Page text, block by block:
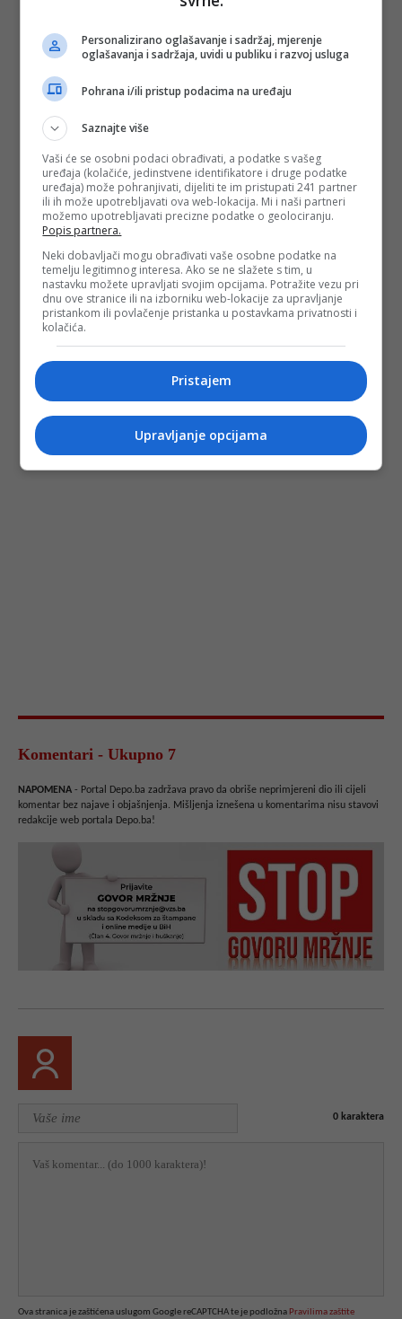
Komentari - Ukupno 7
NAPOMENA - Portal Depo.ba zadržava pravo da obriše neprimjereni dio ili cijeli
komentar bez najave i objašnjenja. Mišljenja iznešena u komentarima nisu stavovi
redakcije web portala Depo.ba!
0 karaktera
Ova stranica je zaštićena uslugom Google reCAPTCHA te je podložna Pravilima zaštite
Personalizirano oglašavanje i sadržaj, mjerenje
oglašavanja i sadržaja, uvidi u publiku i razvoj usluga
Pohrana i/ili pristup podacima na uređaju
Saznajte više
Vaši će se osobni podaci obrađivati, a podatke s vašeg
uređaja (kolačiće, jedinstvene identifikatore i druge podatke
uređaja) može pohranjivati, dijeliti te im pristupati 241 partner
ili ih može upotrebljavati ova web-lokacija. Mi i naši partneri
možemo upotrebljavati precizne podatke o geolociranju.
Popis partnera.
Neki dobavljači mogu obrađivati vaše osobne podatke na
temelju legitimnog interesa. Ako se ne slažete s tim, u
nastavku možete upravljati svojim opcijama. Potražite vezu pri
dnu ove stranice ili na izborniku web-lokacije za upravljanje
pristankom ili povlačenje pristanka u postavkama privatnosti i
kolačića.
Pristajem
Upravljanje opcijama